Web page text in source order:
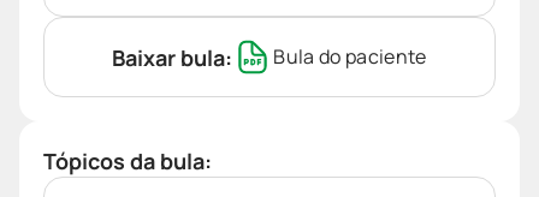
9º
desodorante
fralda pampers
Baixar bula: Bula do paciente
Tópicos da bula: